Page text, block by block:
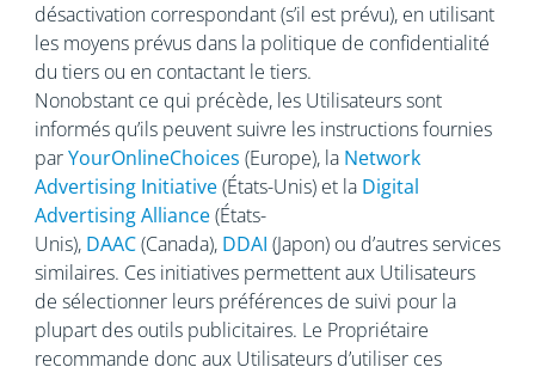
désactivation correspondant (s’il est prévu), en utilisant
les moyens prévus dans la politique de confidentialité
du tiers ou en contactant le tiers.
Nonobstant ce qui précède, les Utilisateurs sont
informés qu’ils peuvent suivre les instructions fournies
parYourOnlineChoices (Europe), la Network
Advertising Initiative(États-Unis) et la Digital
Advertising Alliance(États-
Unis), DAAC(Canada), DDAI (Japon) ou d’autres services
similaires. Ces initiatives permettent aux Utilisateurs
de sélectionner leurs préférences de suivi pour la
plupart des outils publicitaires. Le Propriétaire
recommande donc aux Utilisateurs d’utiliser ces